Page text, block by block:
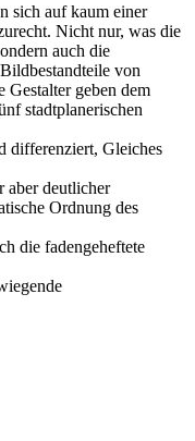
sich auf kaum einer
Nicht nur, was die
auch die
von
Gestalter geben dem
stadtplanerischen
differenziert, Gleiches
aber deutlicher
Ordnung des
die fadengeheftete